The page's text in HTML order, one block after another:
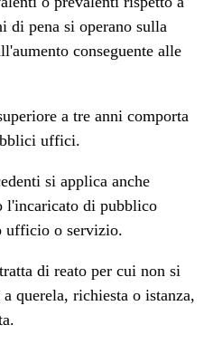
di pena si operano sulla
conseguente alle
a tre anni comporta
uffici.
si applica anche
l'incaricato di pubblico
ufficio o servizio.
di reato per cui non si
querela, richiesta o istanza,